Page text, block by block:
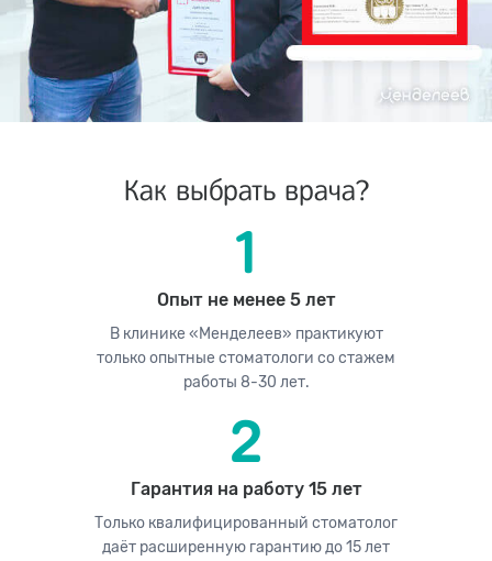
Как выбрать врача?
Опыт не менее 5 лет
В клинике «Менделеев» практикуют
только опытные стоматологи со стажем
работы 8-30 лет.
Гарантия на работу 15 лет
Только квалифицированный стоматолог
даёт расширенную гарантию до 15 лет